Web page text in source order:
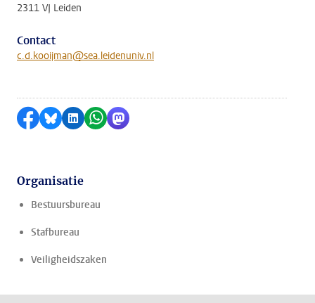
2311 VJ Leiden
Contact
c.d.kooijman@sea.leidenuniv.nl
Delen op Facebook
Delen via Bluesky
Delen op LinkedIn
Delen via WhatsApp
Delen via Mastodon
Organisatie
Bestuursbureau
Stafbureau
Veiligheidszaken